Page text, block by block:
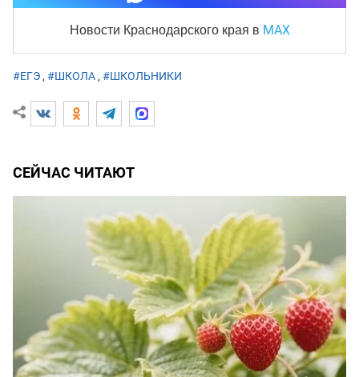
Новости Краснодарского края в MAX
#ЕГЭ, #ШКОЛА, #ШКОЛЬНИКИ
СЕЙЧАС ЧИТАЮТ